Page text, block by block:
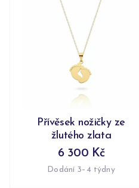
Přívěsek nožičky ze
žlutého zlata
6 300 Kč
Dodání 3–4 týdny